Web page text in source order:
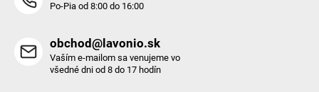
Po-Pia od 8:00 do 16:00
obchod@lavonio.sk
Vaším e-mailom sa venujeme vo
všedné dni od 8 do 17 hodín